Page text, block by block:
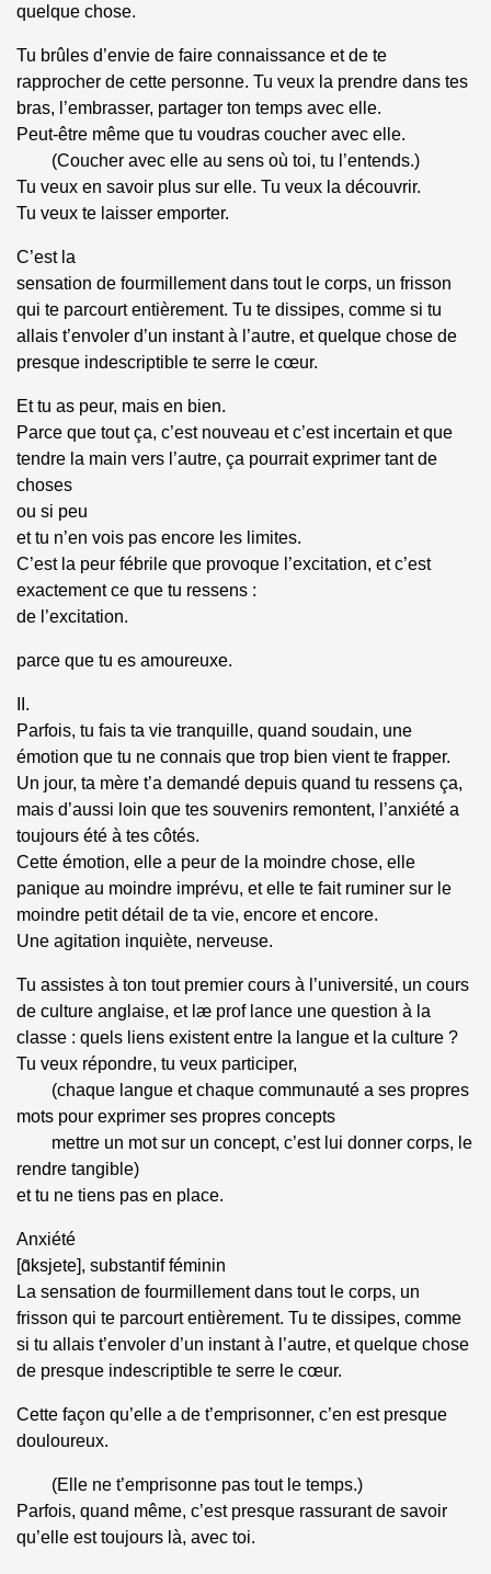
quelque chose.
Tu brûles d’envie de faire connaissance et de te
rapprocher de cette personne. Tu veux la prendre dans tes
bras, l’embrasser, partager ton temps avec elle.
Peut-être même que tu voudras coucher avec elle.
(Coucher avec elle au sens où toi, tu l’entends.)
Tu veux en savoir plus sur elle. Tu veux la découvrir.
Tu veux te laisser emporter.
C’est la
sensation de fourmillement dans tout le corps, un frisson
qui te parcourt entièrement. Tu te dissipes, comme si tu
allais t’envoler d’un instant à l’autre, et quelque chose de
presque indescriptible te serre le cœur.
Et tu as peur, mais en bien.
Parce que tout ça, c’est nouveau et c’est incertain et que
tendre la main vers l’autre, ça pourrait exprimer tant de
choses
ou si peu
et tu n’en vois pas encore les limites.
C’est la peur fébrile que provoque l’excitation, et c’est
exactement ce que tu ressens :
de l’excitation.
parce que tu es amoureuxe.
II.
Parfois, tu fais ta vie tranquille, quand soudain, une
émotion que tu ne connais que trop bien vient te frapper.
Un jour, ta mère t’a demandé depuis quand tu ressens ça,
mais d’aussi loin que tes souvenirs remontent, l’anxiété a
toujours été à tes côtés.
Cette émotion, elle a peur de la moindre chose, elle
panique au moindre imprévu, et elle te fait ruminer sur le
moindre petit détail de ta vie, encore et encore.
Une agitation inquiète, nerveuse.
Tu assistes à ton tout premier cours à l’université, un cours
de culture anglaise, et læ prof lance une question à la
classe : quels liens existent entre la langue et la culture ?
Tu veux répondre, tu veux participer,
(chaque langue et chaque communauté a ses propres
mots pour exprimer ses propres concepts
mettre un mot sur un concept, c’est lui donner corps, le
rendre tangible)
et tu ne tiens pas en place.
Anxiété
[ɑ̃ksjete], substantif féminin
La sensation de fourmillement dans tout le corps, un
frisson qui te parcourt entièrement. Tu te dissipes, comme
si tu allais t’envoler d’un instant à l’autre, et quelque chose
de presque indescriptible te serre le cœur.
Cette façon qu’elle a de t’emprisonner, c’en est presque
douloureux.
(Elle ne t’emprisonne pas tout le temps.)
Parfois, quand même, c’est presque rassurant de savoir
qu’elle est toujours là, avec toi.